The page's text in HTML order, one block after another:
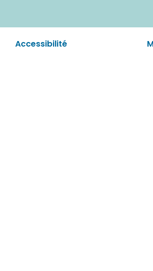
Accessibilité